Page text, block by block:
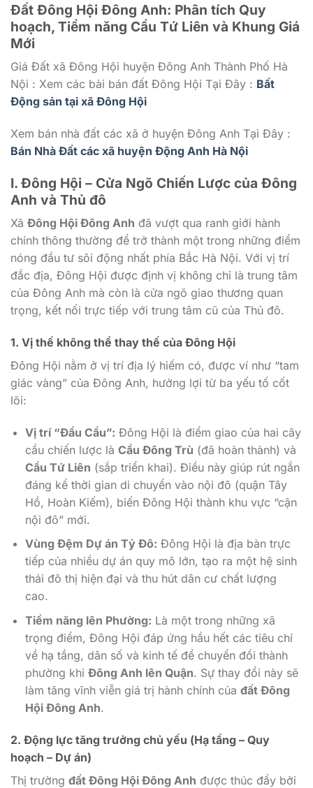
Đất Đông Hội Đông Anh: Phân tích Quy
hoạch, Tiềm năng Cầu Tứ Liên và Khung Giá
Mới
Giá Đất xã Đông Hội huyện Đông Anh Thành Phố Hà
Nội : Xem các bài bán đất Đông Hội Tại Đây : Bất
Động sản tại xã Đông Hội
Xem bán nhà đất các xã ở huyện Đông Anh Tại Đây :
Bán Nhà Đất các xã huyện Động Anh Hà Nội
I. Đông Hội – Cửa Ngõ Chiến Lược của Đông
Anh và Thủ đô
Xã Đông Hội Đông Anh đã vượt qua ranh giới hành
chính thông thường để trở thành một trong những điểm
nóng đầu tư sôi động nhất phía Bắc Hà Nội. Với vị trí
đắc địa, Đông Hội được định vị không chỉ là trung tâm
của Đông Anh mà còn là cửa ngõ giao thương quan
trọng, kết nối trực tiếp với trung tâm cũ của Thủ đô.
1. Vị thế không thể thay thế của Đông Hội
Đông Hội nằm ở vị trí địa lý hiếm có, được ví như “tam
giác vàng” của Đông Anh, hưởng lợi từ ba yếu tố cốt
lõi:
Vị trí “Đầu Cầu”: Đông Hội là điểm giao của hai cây
cầu chiến lược là Cầu Đông Trù (đã hoàn thành) và
Cầu Tứ Liên (sắp triển khai). Điều này giúp rút ngắn
đáng kể thời gian di chuyển vào nội đô (quận Tây
Hồ, Hoàn Kiếm), biến Đông Hội thành khu vực “cận
nội đô” mới.
Vùng Đệm Dự án Tỷ Đô: Đông Hội là địa bàn trực
tiếp của nhiều dự án quy mô lớn, tạo ra một hệ sinh
thái đô thị hiện đại và thu hút dân cư chất lượng
cao.
Tiềm năng lên Phường: Là một trong những xã
trọng điểm, Đông Hội đáp ứng hầu hết các tiêu chí
về hạ tầng, dân số và kinh tế để chuyển đổi thành
phường khi Đông Anh lên Quận. Sự thay đổi này sẽ
làm tăng vĩnh viễn giá trị hành chính của đất Đông
Hội Đông Anh.
2. Động lực tăng trưởng chủ yếu (Hạ tầng – Quy
hoạch – Dự án)
Thị trường đất Đông Hội Đông Anh được thúc đẩy bởi